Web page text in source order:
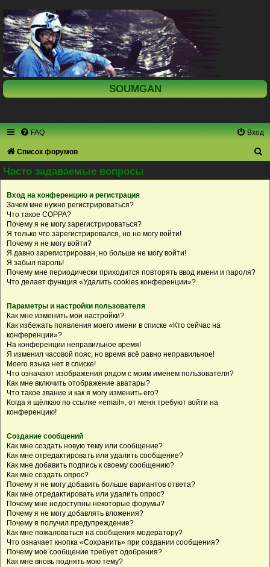
SOUMGAN
FAQ Вход
Список форумов
и
Часто задаваемые вопросы
Вход на конференцию и регистрация
Зачем мне нужно регистрироваться?
Что такое COPPA?
Почему я не могу зарегистрироваться?
Я только что зарегистрировался, но не могу войти!
Почему я не могу войти?
Я давно зарегистрирован, но больше не могу войти!
Я забыл пароль!
Почему мне периодически приходится повторять ввод имени и пароля?
Что делает функция «Удалить cookies конференции»?
Параметры и настройки пользователя
Как мне изменить мои настройки?
Как избежать появления моего имени в списке «Кто сейчас на
конференции»?
На конференции неправильное время!
Я изменил часовой пояс, но время всё равно неправильное!
Моего языка нет в списке!
Что означают изображения рядом с моим именем пользователя?
Как мне включить отображение аватары?
Что такое звание и как я могу изменить его?
Когда я щёлкаю по ссылке «email», от меня требуют войти на
конференцию!
Создание сообщений
Как мне создать новую тему или сообщение?
Как мне отредактировать или удалить сообщение?
Как мне добавить подпись к своему сообщению?
Как мне создать опрос?
Почему я не могу добавить больше вариантов ответа?
Как мне отредактировать или удалить опрос?
Почему мне недоступны некоторые форумы?
Почему я не могу добавлять вложения?
Почему я получил предупреждение?
Как мне пожаловаться на сообщения модератору?
Что означает кнопка «Сохранить» при создании сообщения?
Почему моё сообщение требует одобрения?
Как мне вновь поднять мою тему?